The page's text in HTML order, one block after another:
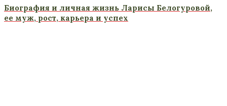
Биография и личная жизнь Ларисы Белогуровой,
ее муж, рост, карьера и успех